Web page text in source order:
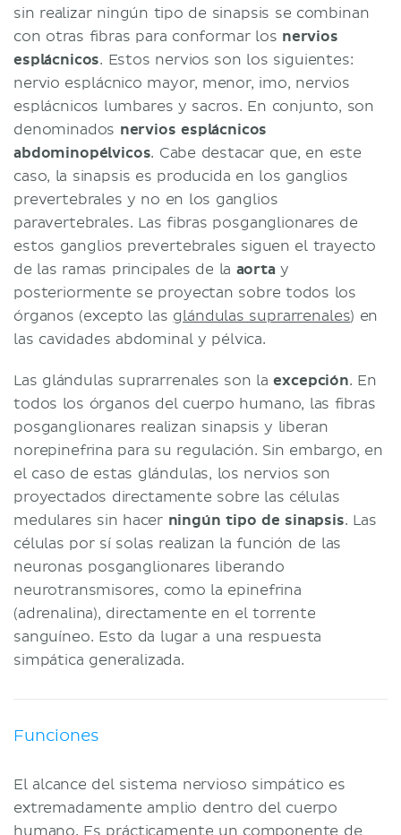
sin realizar ningún tipo de sinapsis se combinan
con otras fibras para conformar los nervios
esplácnicos. Estos nervios son los siguientes:
nervio esplácnico mayor, menor, imo, nervios
esplácnicos lumbares y sacros. En conjunto, son
denominados nervios esplácnicos
abdominopélvicos. Cabe destacar que, en este
caso, la sinapsis es producida en los ganglios
prevertebrales y no en los ganglios
paravertebrales. Las fibras posganglionares de
estos ganglios prevertebrales siguen el trayecto
de las ramas principales de la aorta y
posteriormente se proyectan sobre todos los
órganos (excepto las glándulas suprarrenales) en
las cavidades abdominal y pélvica.
Las glándulas suprarrenales son laexcepción. En
todos los órganos del cuerpo humano, las fibras
posganglionares realizan sinapsis y liberan
norepinefrina para su regulación. Sin embargo, en
el caso de estas glándulas, los nervios son
proyectados directamente sobre las células
medulares sin hacer ningún tipo de sinapsis. Las
células por sí solas realizan la función de las
neuronas posganglionares liberando
neurotransmisores, como la epinefrina
(adrenalina), directamente en el torrente
sanguíneo. Esto da lugar a una respuesta
simpática generalizada.
Funciones
El alcance del sistema nervioso simpático es
extremadamente amplio dentro del cuerpo
humano. Es prácticamente un componente de